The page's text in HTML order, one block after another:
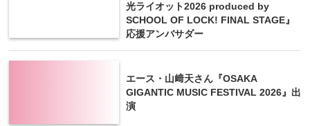
光ライオット2026 produced by
SCHOOL OF LOCK! FINAL STAGE』
応援アンバサダー
エース・山﨑天さん『OSAKA
GIGANTIC MUSIC FESTIVAL 2026』出
演